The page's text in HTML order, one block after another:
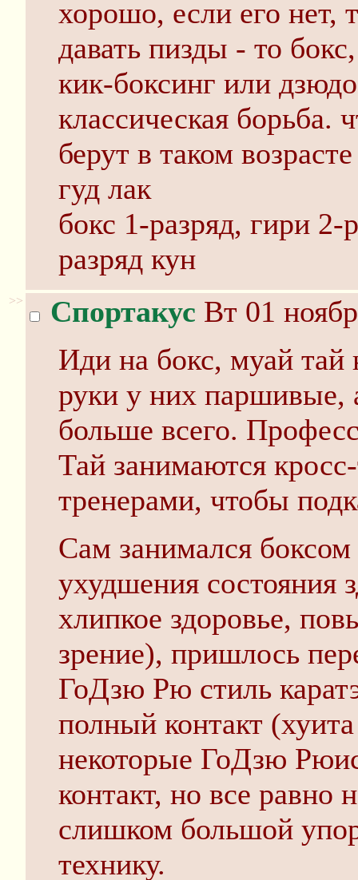
хорошо, если его нет,
давать пизды - то
кик-боксинг или
классическая борьба.
берут в таком
гуд лак
бокс 1-разряд, гири
разряд кун
>> Спортакус Вт 01
Иди на бокс, муай тай
руки у них паршивые,
больше всего.
Тай занимаются
тренерами, чтобы
Сам занимался
ухудшения состояния
хлипкое здоровье,
зрение), пришлось
ГоДзю Рю стиль
полный контакт
некоторые ГоДзю
контакт, но все равно
слишком большой
технику.